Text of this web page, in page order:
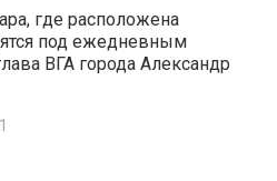
где расположена
под ежедневным
ВГА города Александр